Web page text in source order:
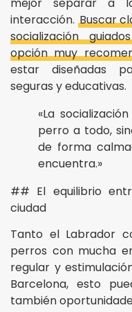
interacción. Buscar
socialización
opción muy
estar diseñadas
seguras y educativas.
«La
perro a todo,
de forma
encuentra.»
## El equilibrio
ciudad
Tanto el Labrador
perros con mucha
regular y
Barcelona, esto
también